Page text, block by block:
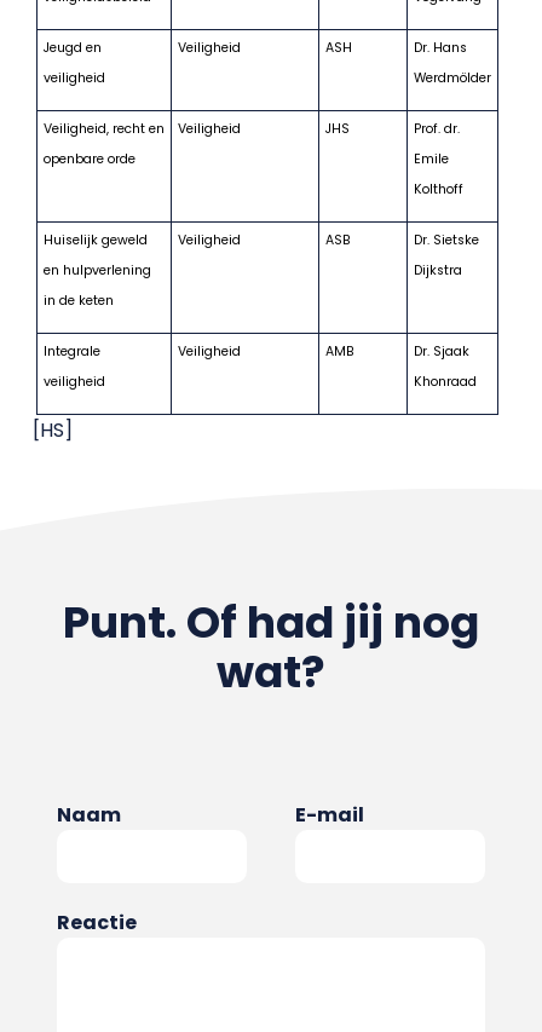
Jeugd en
veiligheid
Veiligheid ASH
Dr. Hans
Werdmölder
Veiligheid, recht en
openbare orde
Veiligheid JHS
Prof. dr.
Emile
Kolthoff
Huiselijk geweld
en hulpverlening
in de keten
Veiligheid ASB
Dr. Sietske
Dijkstra
Integrale
veiligheid
Veiligheid AMB
Dr. Sjaak
Khonraad
[HS]
Punt. Of had jij nog
wat?
Naam E-mail
Reactie